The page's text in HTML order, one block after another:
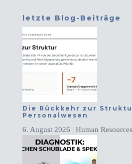
letzte Blog-Beiträge
Die Rückkehr zur
Personalwesen
6. August 2026 | Human Resources